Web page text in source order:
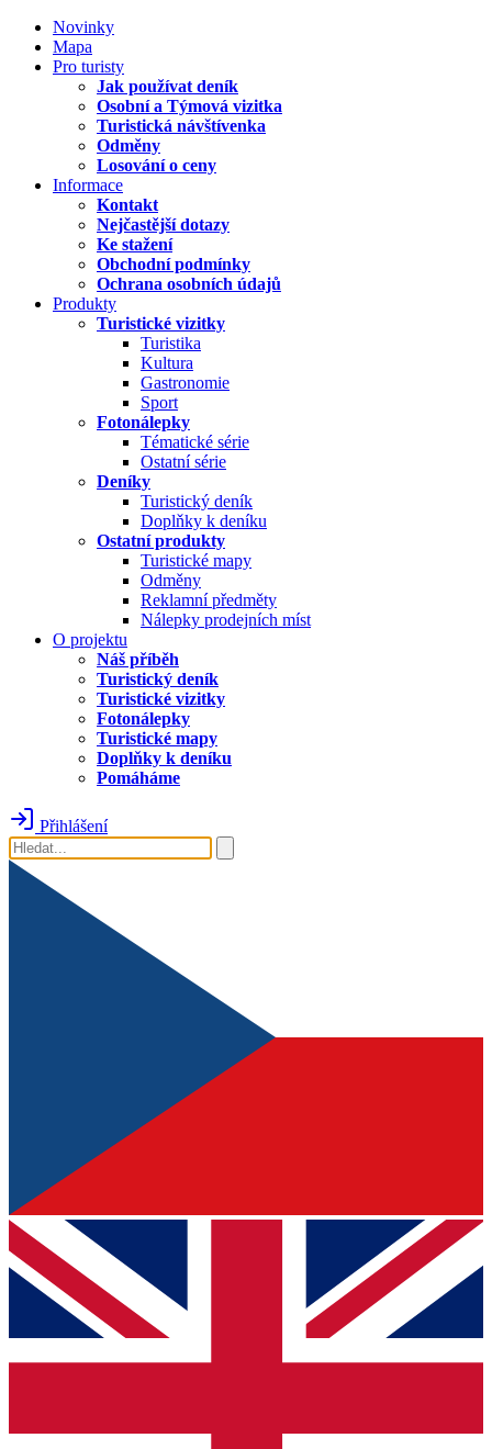
Novinky
Mapa
Pro turisty
Jak používat deník
Osobní a Týmová vizitka
Turistická návštívenka
Odměny
Losování o ceny
Informace
Kontakt
Nejčastější dotazy
Ke stažení
Obchodní podmínky
Ochrana osobních údajů
Produkty
Turistické vizitky
Turistika
Kultura
Gastronomie
Sport
Fotonálepky
Tématické série
Ostatní série
Deníky
Turistický deník
Doplňky k deníku
Ostatní produkty
Turistické mapy
Odměny
Reklamní předměty
Nálepky prodejních míst
O projektu
Náš příběh
Turistický deník
Turistické vizitky
Fotonálepky
Turistické mapy
Doplňky k deníku
Pomáháme
Přihlášení